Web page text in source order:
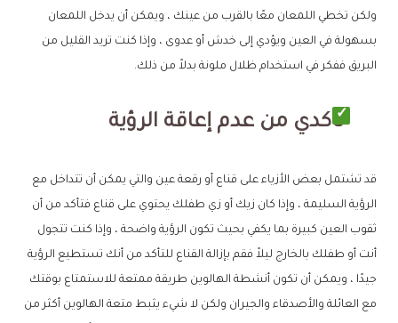
ولكن تخطي اللمعان معًا بالقرب من عينك ، ويمكن أن يدخل اللمعان
بسهولة في العين ويؤدي إلى خدش أو عدوى ، وإذا كنت تريد القليل من
البريق ففكر في استخدام ظلال ملونة بدلاً من ذلك.
تأكدي من عدم إعاقة الرؤية
قد تشتمل بعض الأزياء على قناع أو رقعة عين والتي يمكن أن تتداخل مع
الرؤية السليمة ، وإذا كان زيك أو زي طفلك يحتوي على قناع فتأكد من أن
ثقوب العين كبيرة بما يكفي بحيث تكون الرؤية واضحة ، وإذا كنت تتجول
أنت أو طفلك بالخارج ليلاً فقم بإزالة القناع للتأكد من أنك تستطيع الرؤية
جيدًا ، ويمكن أن تكون أنشطة الهالوين طريقة ممتعة للاستمتاع بوقتك
مع العائلة والأصدقاء والجيران ولكن لا شيء يثبط متعة الهالوين أكثر من